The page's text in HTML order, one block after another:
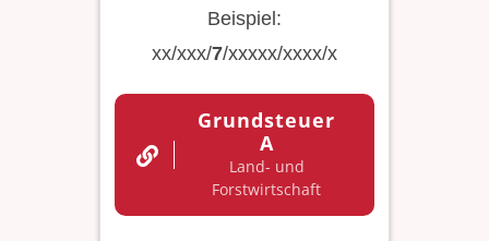
Beispiel:
xx/xxx/7/xxxxx/xxxx/x
Grundsteuer
A
Land- und
Forstwirtschaft